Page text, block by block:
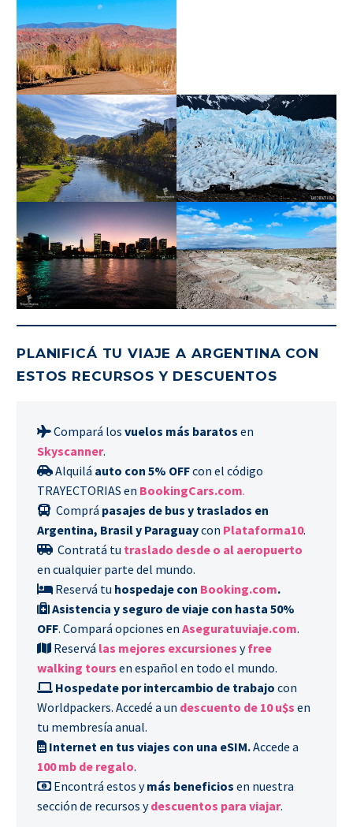
PLANIFICÁ TU VIAJE A ARGENTINA CON
ESTOS RECURSOS Y DESCUENTOS
Compará los vuelos más baratos en
Skyscanner.
Alquilá auto con 5% OFFcon el código
TRAYECTORIAS en BookingCars.com.
Comprá pasajes de bus y traslados en
Argentina, Brasil y Paraguaycon Plataforma10.
Contratá tu traslado desde o al aeropuerto
en cualquier parte del mundo.
Reservá tu hospedaje con Booking.com.
Asistencia y seguro de viaje con hasta 50%
OFF. Compará opciones en Aseguratuviaje.com.
Reservá las mejores excursiones yfree
walking tours en español en todo el mundo.
Hospedate por intercambio de trabajo con
Worldpackers. Accedé a un descuento de 10 u$s en
tu membresía anual.
Internet en tus viajes con una eSIM.Accede a
100 mb de regalo.
Encontrá estos ymás beneficios en nuestra
sección de recursos ydescuentos para viajar.